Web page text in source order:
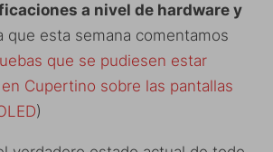
a nivel de hardware y
que esta semana comentamos
que se pudiesen estar
Cupertino sobre las pantallas
)